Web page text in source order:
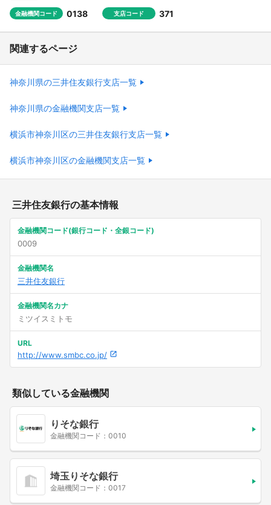
金融機関コード 0138 支店コード 371
関連するページ
神奈川県の三井住友銀行支店一覧
神奈川県の金融機関支店一覧
横浜市神奈川区の三井住友銀行支店一覧
横浜市神奈川区の金融機関支店一覧
三井住友銀行の基本情報
金融機関コード(銀行コード・全銀コード)
0009
金融機関名
三井住友銀行
金融機関名カナ
ミツイスミトモ
URL
http://www.smbc.co.jp/
類似している金融機関
りそな銀行
金融機関コード：0010
埼玉りそな銀行
金融機関コード：0017